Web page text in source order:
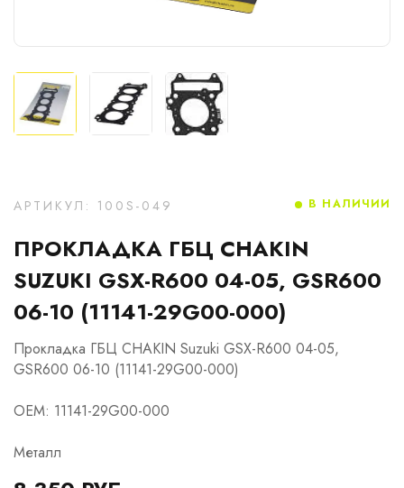
АРТИКУЛ: 100S-049
ПРОКЛАДКА ГБЦ CHAKIN
SUZUKI GSX-R600 04-05, GSR600
06-10 (11141-29G00-000)
Прокладка ГБЦ CHAKIN Suzuki GSX-R600 04-05,
GSR600 06-10 (11141-29G00-000)
OEM: 11141-29G00-000
Металл
В НАЛИЧИИ